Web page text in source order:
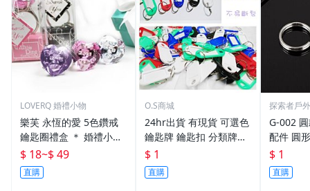
LOVERQ 婚禮小物
樂芙 永恆的愛 5色鑽戒
鑰匙圈禮盒 ＊ 婚禮小物
二次進場 工商禮贈品 戒
指鑰匙圈 鑽石鑰匙扣 大
鑽戒 送客禮 活動贈品
$ 18~$ 49
直購
O.S商城
24hr出貨 有現貨 可選色
鑰匙牌 鑰匙扣 分類牌鎖
匙 分類牌 塑膠鑰匙牌 鑰
匙扣 號碼牌 分類牌 標記
鑰匙吊牌 掛牌
$ 1
直購
探索者戶
G-002
配件 圓
鑰匙圈
單個鑰
$ 1
直購